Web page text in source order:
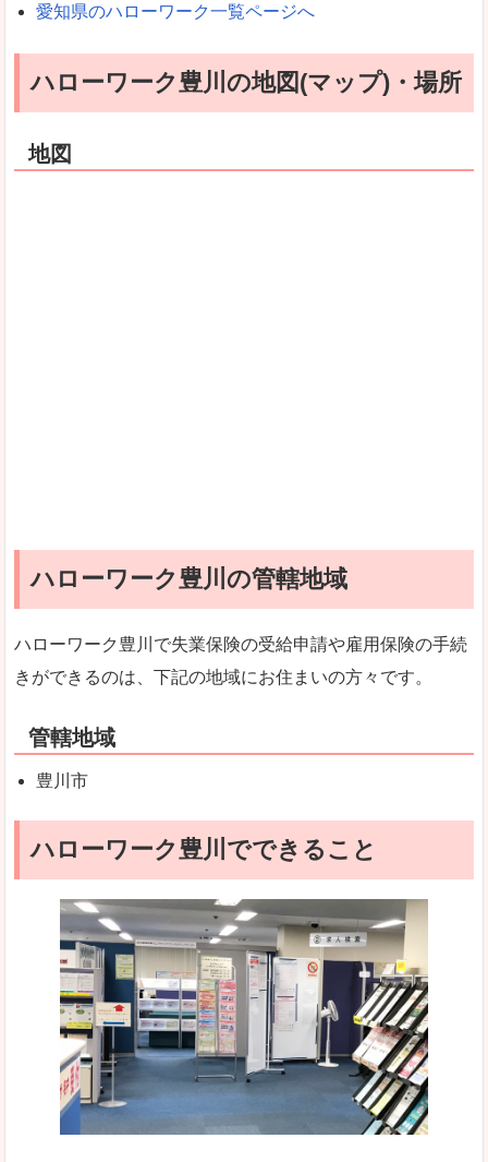
愛知県のハローワーク一覧ページへ
ハローワーク豊川の地図(マップ)・場所
地図
ハローワーク豊川の管轄地域
ハローワーク豊川で失業保険の受給申請や雇用保険の手続
きができるのは、下記の地域にお住まいの方々です。
管轄地域
豊川市
ハローワーク豊川でできること